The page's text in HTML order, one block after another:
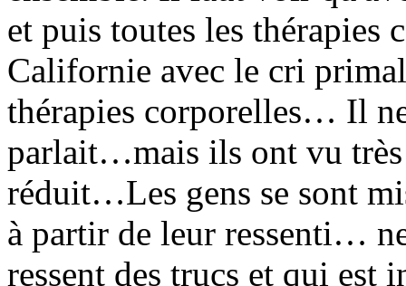
et puis toutes les thérapies
Californie avec le cri
thérapies corporelles… Il
parlait…mais ils ont vu très
réduit…Les gens se sont
à partir de leur ressenti…
ressent des trucs et qui est